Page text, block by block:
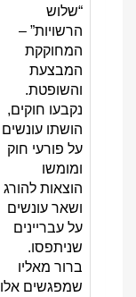
“שלוש
הרשויות” –
המחוקקת
המבצעת
והשופטת.
נקבעו חוקים,
הושתו עונשים
על פורעי חוק
ומומשו
הוצאות להורג
ושאר עונשים
על עבריינים
שניתפסו.
ברור מאליו
שמפגשים אלו